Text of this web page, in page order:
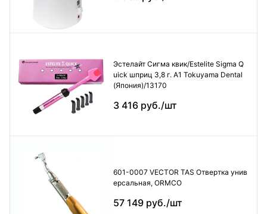
Эстелайт Сигма квик/Estelite Sigma Q
uick шприц 3,8 г. А1 Tokuyama Dental
(Япония)/13170
3 416 руб./шт
601-0007 VECTOR TAS Отвертка унив
ерсальная, ORMCO
57 149 руб./шт